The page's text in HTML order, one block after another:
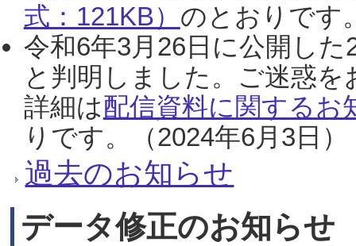
式：121KB） のとおりです
令和6年3月26日に公開し
と判明しました。ご迷惑
詳細は配信資料に関するお
りです。（2024年6月3日）
過去のお知らせ
データ修正のお知らせ